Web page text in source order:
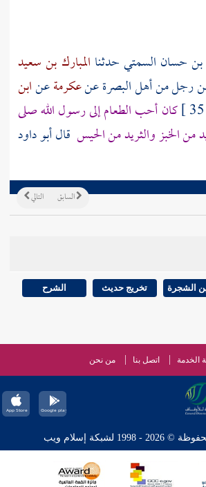
بن حسان السمتيحدثنا المبارك بن سعيد
رجلمن أهلالبصرةعنعكرمةعنابن
كان أحب الطعام إلى رسول الله صلى
من الخبز والثريد من الحيس قال أبو داود
التالي السابق
الشجرة تخريج حديث الشرح
الخدمة اتصل بنا من نحن
لشبكة إسلام ويب